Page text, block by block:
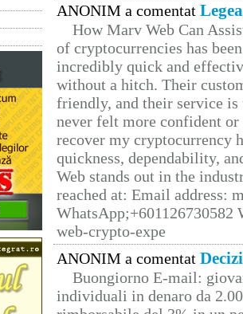
ANONIM a comentat
How Marv Web Can
of cryptocurrencies has
incredibly quick and
without a hitch. Their
friendly, and their service
never felt more confident
recover my cryptocurrency
quickness, dependability,
Web stands out in the
reached at: Email address:
web-crypto-expe
ANONIM a comentat
Buongiorno E-mail:
individuali in denaro da